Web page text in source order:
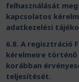
felhasználását
kapcsolatos
adatkezelési
6.8. A regisztráció
kérelmeire történő
korábban
teljesítését.